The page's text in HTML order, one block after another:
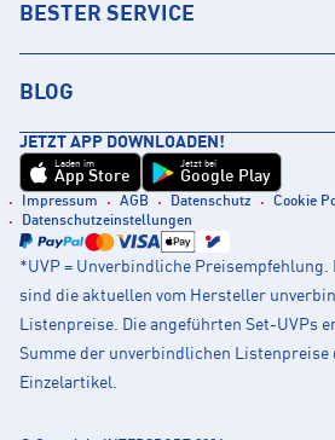
BESTER SERVICE
BLOG
JETZT APP DOWNLOADEN!
Laden im
App Store
Jetzt bei
Google Play
Impressum AGB Datenschutz
Cookie
Datenschutzeinstellungen
*UVP = Unverbindliche Preisempfehlung.
sind die aktuellen vom Hersteller
Listenpreise. Die angeführten Set-UVPs
Summe der unverbindlichen Listenpreise
Einzelartikel.